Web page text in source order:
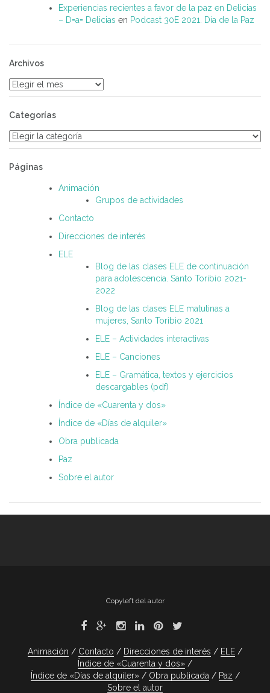
Experiencias recientes a favor de la paz en Delicias
– D=a= Delicias en Podcast 30E 2021. Día de la Paz
Archivos
Archivos
Categorías
Categorías
Páginas
Animación
Grupos de actividades
Contacto
Direcciones de interés
ELE
Blog de las clases ELE de continuación
para adolescencia. Santo Toribio 2021-
2022
Blog de las clases ELE matutinas a
mujeres, Santo Toribio 2021
ELE – Actividades interactivas
ELE – Canciones
ELE – Gramática, textos y ejercicios
descargables (pdf)
Índice de «Cuarenta y dos»
Índice de «Días de alquiler»
Obra publicada
Paz
Sobre el autor
Copyleft del autor
Animación Contacto Direcciones de interés
ELE
Índice de «Cuarenta y dos»
Índice de «Días de alquiler»
Obra publicada
Paz
Sobre el autor